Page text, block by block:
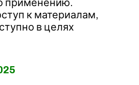
применению.
к материалам,
в целях